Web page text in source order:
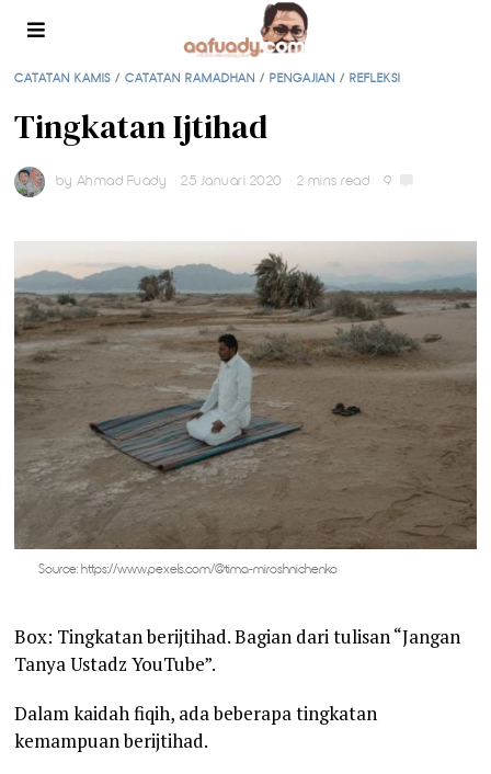
CATATAN KAMIS / CATATAN RAMADHAN / PENGAJIAN / REFLEKSI
Tingkatan Ijtihad
by Ahmad Fuady 25 Januari 2020 2 mins read 9
Source: https://www.pexels.com/@tima-miroshnichenko
Box: Tingkatan berijtihad. Bagian dari tulisan “Jangan
Tanya Ustadz YouTube”.
Dalam kaidah fiqih, ada beberapa tingkatan
kemampuan berijtihad.